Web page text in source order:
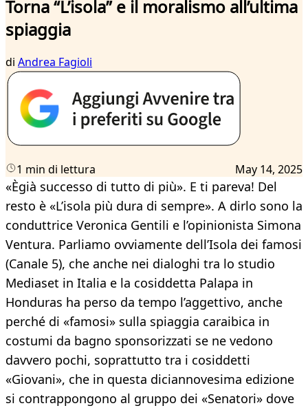
Torna “L’isola” e il moralismo all’ultima
spiaggia
di Andrea Fagioli
1 min di lettura May 14, 2025
«Ègià successo di tutto di più». E ti pareva! Del
resto è «L’isola più dura di sempre». A dirlo sono la
conduttrice Veronica Gentili e l’opinionista Simona
Ventura. Parliamo ovviamente dell’Isola dei famosi
(Canale 5), che anche nei dialoghi tra lo studio
Mediaset in Italia e la cosiddetta Palapa in
Honduras ha perso da tempo l’aggettivo, anche
perché di «famosi» sulla spiaggia caraibica in
costumi da bagno sponsorizzati se ne vedono
davvero pochi, soprattutto tra i cosiddetti
«Giovani», che in questa diciannovesima edizione
si contrappongono al gruppo dei «Senatori» dove